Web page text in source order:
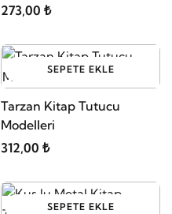
273,00 ₺
SEPETE EKLE
Tarzan Kitap Tutucu
Modelleri
312,00 ₺
SEPETE EKLE